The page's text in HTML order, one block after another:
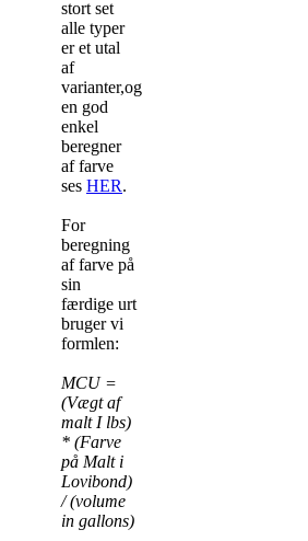
stort set
alle typer
er et utal
af
varianter,og
en god
enkel
beregner
af farve
ses HER.
For
beregning
af farve på
sin
færdige urt
bruger vi
formlen:
MCU =
(Vægt af
malt I lbs)
* (Farve
på Malt i
Lovibond)
/ (volume
in gallons)